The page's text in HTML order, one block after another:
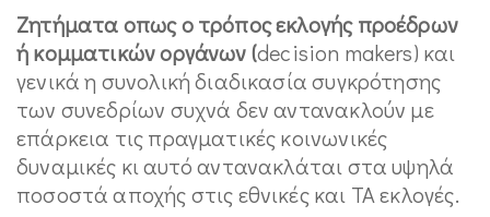
Ζητήματα οπως ο τρόπος εκλογής προέδρων
ή κομματικών οργάνων (decision makers) και
γενικά η συνολική διαδικασία συγκρότησης
των συνεδρίων συχνά δεν αντανακλούν με
επάρκεια τις πραγματικές κοινωνικές
δυναμικές κι αυτό αντανακλάται στα υψηλά
ποσοστά αποχής στις εθνικές και ΤΑ εκλογές.